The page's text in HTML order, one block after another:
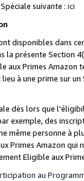
suivante : ici
disponibles dans
la présente Section
Primes Amazon
à une prime sur
dès lors que
exemple, des
personne à
Primes Amazon qui
Eligible aux
au